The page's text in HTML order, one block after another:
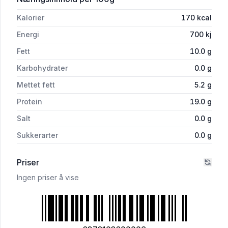
Kalorier 170 kcal
Energi
700 kj
Fett
10.0 g
Karbohydrater
0.0 g
Mettet fett
5.2 g
Protein
19.0 g
Salt
0.0 g
Sukkerarter
0.0 g
Priser
Ingen priser å vise